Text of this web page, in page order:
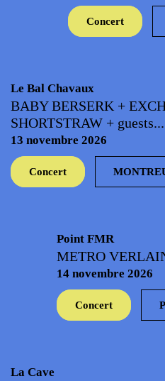
Concert
Le Bal Chavaux
BABY BERSERK +
SHORTSTRAW + guests...
13 novembre 2026
Concert
Point FMR
METRO
14 novembre 2026
Concert
La Cave